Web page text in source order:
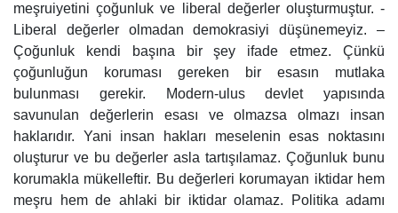
meşruiyetini çoğunluk ve liberal değerler oluşturmuştur. -
Liberal değerler olmadan demokrasiyi düşünemeyiz. –
Çoğunluk kendi başına bir şey ifade etmez. Çünkü
çoğunluğun koruması gereken bir esasın mutlaka
bulunması gerekir. Modern-ulus devlet yapısında
savunulan değerlerin esası ve olmazsa olmazı insan
haklarıdır. Yani insan hakları meselenin esas noktasını
oluşturur ve bu değerler asla tartışılamaz. Çoğunluk bunu
korumakla mükelleftir. Bu değerleri korumayan iktidar hem
meşru hem de ahlaki bir iktidar olamaz. Politika adamı